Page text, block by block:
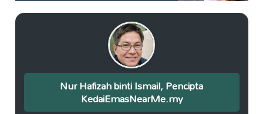
Nur Hafizah binti Ismail, Pencipta
KedaiEmasNearMe.my